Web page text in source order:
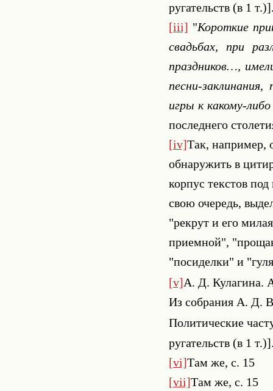
ругательств (в 1
[iii] "Короткие
свадьбах, при
праздников…,
песни-
игры к какому-
последнего
[iv]Так, например,
обнаружить в
корпус текстов
свою очередь,
"рекрут и его
приемной",
"посиделки" и
[v]А. Д. Кулагина.
Из собрания А. Д.
Политические
ругательств (в 1
[vi]Там же, с. 15
[vii]Там же, с. 15